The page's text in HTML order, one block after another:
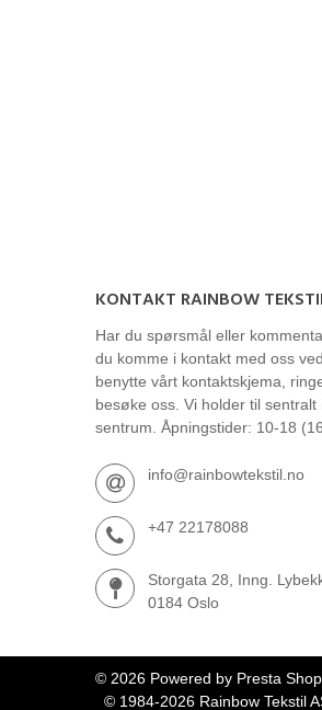
KONTAKT RAINBOW
Har du spørsmål eller
du komme i kontakt med oss
benytte vårt kontaktskjema,
besøke oss. Vi holder til sentralt
sentrum. Åpningstider: 10-18
info@rainbowtekstil.no
+47 22178088
Storgata 28, Inng.
0184 Oslo
© 2026 Powered by Presta
© 1984-2026 Rainbow Tekstil